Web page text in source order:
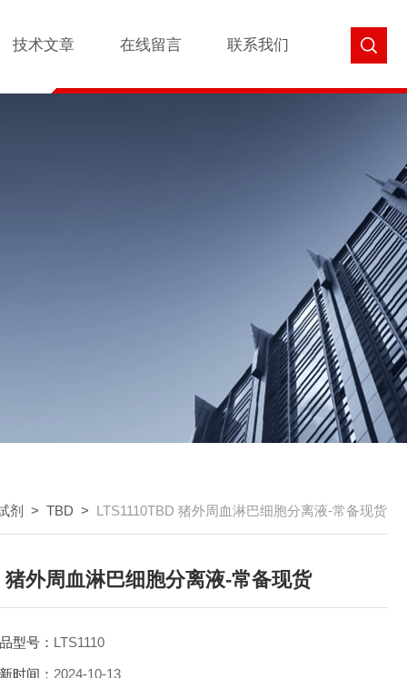
技术文章 在线留言 联系我们
剂 > TBD > LTS1110TBD 猪外周血淋巴细胞分离液-常备现货
外周血淋巴细胞分离液-常备现货
型号： LTS1110
时间： 2024-10-13